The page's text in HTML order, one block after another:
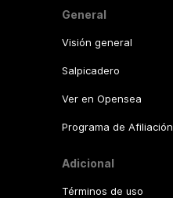
General
Visión general
Salpicadero
Ver en Opensea
Programa de Afiliación
Adicional
Términos de uso